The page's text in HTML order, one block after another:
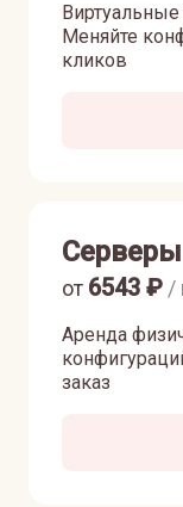
Меняйте
кликов
Серверы
Аренда
заказ
от 6543 ₽ /